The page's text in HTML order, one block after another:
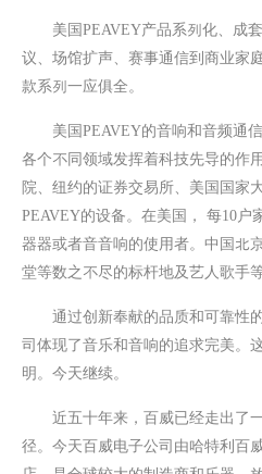
美国PEAVEY产品系列化、成
议、场馆扩声、赛事通信到商业家
款系列一应俱全。
美国PEAVEY的音响和音频通
各个不同领域发挥着科技先导的作
院、纽约的证券交易所、美国国家
PEAVEY的设备。在美国， 每10户
器器或者⾳音响的使用者。中国北
堂等数之不尽的标杆地及艺人歌手
通过创新奉献的品质和可靠性
司体现了音乐和音响的追求完美。
明。今天继续。
近五十年来，百威已经走出了
径。今天百威电子公司由哈特利百